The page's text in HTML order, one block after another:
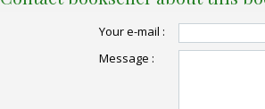
Your e-mail :
Message :